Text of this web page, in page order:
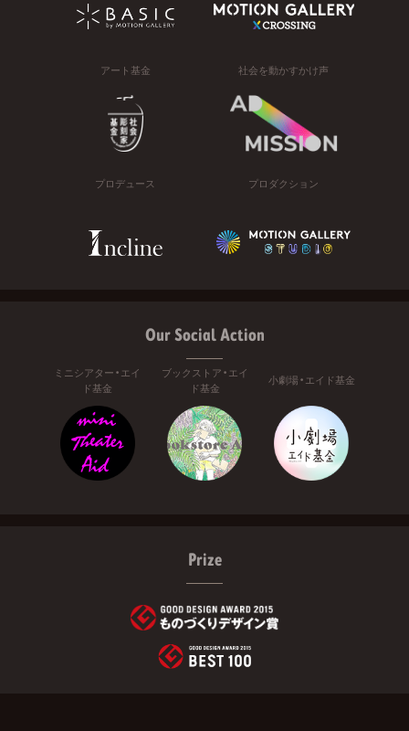
アート基金 社会を動かすかけ声
プロデュース プロダクション
Our Social Action
ミニシアター・エイ
ド基金
ブックストア・エイ
ド基金
小劇場・エイド基金
Prize